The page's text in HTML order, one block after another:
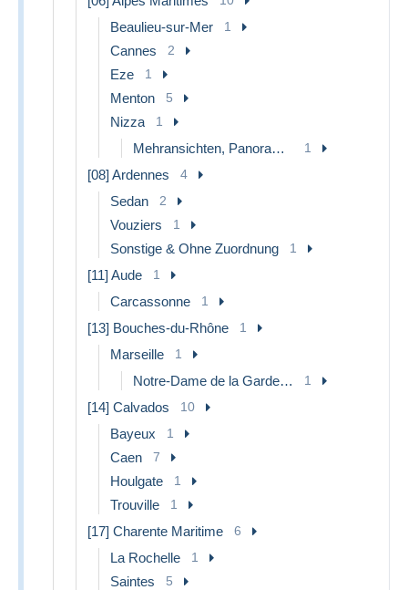
Beaulieu-sur-Mer 1
Cannes 2
Eze 1
Menton 5
Nizza 1
Mehransichten, Panoramakarten 1
[08] Ardennes 4
Sedan 2
Vouziers 1
Sonstige & Ohne Zuordnung 1
[11] Aude 1
Carcassonne 1
[13] Bouches-du-Rhône 1
Marseille 1
Notre-Dame de la Garde, Aufzug und Marienfigur 1
[14] Calvados 10
Bayeux 1
Caen 7
Houlgate 1
Trouville 1
[17] Charente Maritime 6
La Rochelle 1
Saintes 5